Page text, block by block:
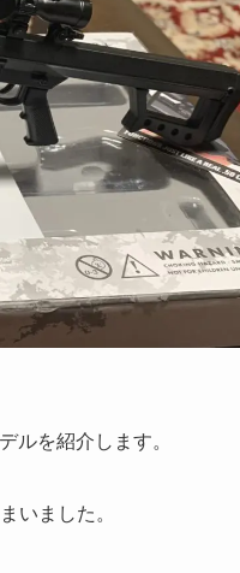
を紹介します。
いました。